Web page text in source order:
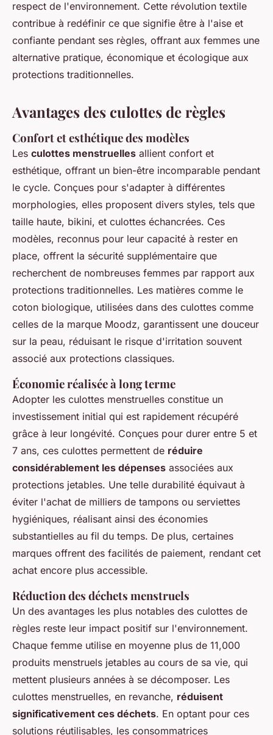
respect de l'environnement. Cette révolution textile
contribue à redéfinir ce que signifie être à l'aise et
confiante pendant ses règles, offrant aux femmes une
alternative pratique, économique et écologique aux
protections traditionnelles.
Avantages des culottes de règles
Confort et esthétique des modèles
Les culottes menstruelles allient confort et
esthétique, offrant un bien-être incomparable pendant
le cycle. Conçues pour s'adapter à différentes
morphologies, elles proposent divers styles, tels que
taille haute, bikini, et culottes échancrées. Ces
modèles, reconnus pour leur capacité à rester en
place, offrent la sécurité supplémentaire que
recherchent de nombreuses femmes par rapport aux
protections traditionnelles. Les matières comme le
coton biologique, utilisées dans des culottes comme
celles de la marque Moodz, garantissent une douceur
sur la peau, réduisant le risque d'irritation souvent
associé aux protections classiques.
Économie réalisée à long terme
Adopter les culottes menstruelles constitue un
investissement initial qui est rapidement récupéré
grâce à leur longévité. Conçues pour durer entre 5 et
7 ans, ces culottes permettent de réduire
considérablement les dépenses associées aux
protections jetables. Une telle durabilité équivaut à
éviter l'achat de milliers de tampons ou serviettes
hygiéniques, réalisant ainsi des économies
substantielles au fil du temps. De plus, certaines
marques offrent des facilités de paiement, rendant cet
achat encore plus accessible.
Réduction des déchets menstruels
Un des avantages les plus notables des culottes de
règles reste leur impact positif sur l'environnement.
Chaque femme utilise en moyenne plus de 11,000
produits menstruels jetables au cours de sa vie, qui
mettent plusieurs années à se décomposer. Les
culottes menstruelles, en revanche, réduisent
significativement ces déchets. En optant pour ces
solutions réutilisables, les consommatrices